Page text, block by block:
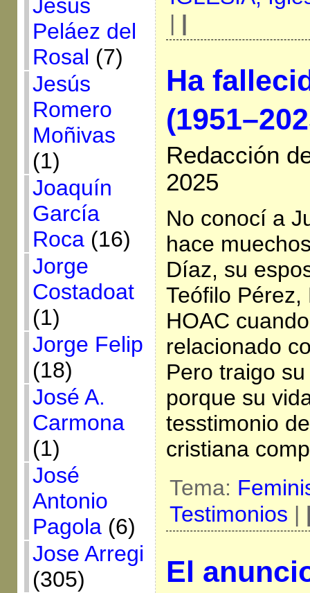
Jesús
Peláez del
Rosal (7)
Jesús
Romero
Moñivas
(1)
Joaquín
García
Roca(16)
Jorge
Costadoat
(1)
Jorge Felip
(18)
José A.
Carmona
(1)
José
Antonio
Pagola(6)
Jose Arregi
(305)
| |
Ha
Redacción
2025
No conocí a
hace
Díaz, su
Teófilo
HOAC
relacionado
Pero traigo
porque su
tesstimonio
cristiana
Tema:
Testimonios |
El